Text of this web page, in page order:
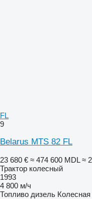
FL
9
Belarus MTS 82 FL
23 680 € ≈ 474 600 MDL ≈
Трактор колесный
1993
4 800 м/ч
Топливо дизель